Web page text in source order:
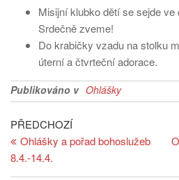
Misijní klubko dětí se sejde ve
Srdečně zveme!
Do krabičky vzadu na stolku
úterní a čtvrteční adorace.
Publikováno v Ohlášky
Navigace
pro
příspěvek
Předchozí
článek
PŘEDCHOZÍ
Ohlášky a pořad bohoslužeb
8.4.-14.4.